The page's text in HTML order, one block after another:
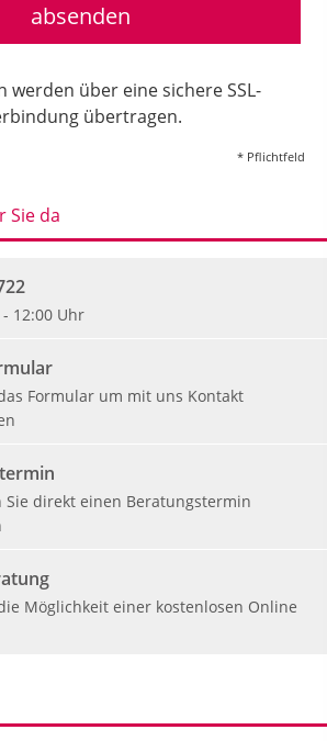
absenden
werden über eine sichere SSL-
übertragen.
* Pflichtfeld
Sie da
12:00 Uhr
Formular um mit uns Kontakt
Sie direkt einen Beratungstermin
Möglichkeit einer kostenlosen Online